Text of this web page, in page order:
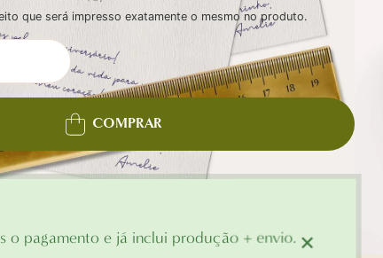
que será impresso exatamente o mesmo no produto.
COMPRAR
o pagamento e já inclui produção + envio. ×